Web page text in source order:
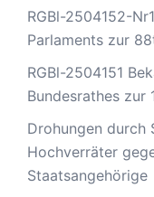
RGBl-2504152-
Parlaments zur
RGBl-2504151
Bundesrathes zur
Drohungen durch
Hochverräter
Staatsangehörige